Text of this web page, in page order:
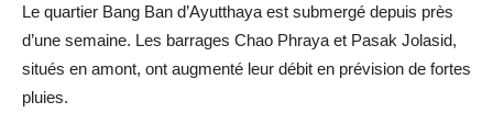
Le quartier Bang Ban d’Ayutthaya est submergé depuis près
d’une semaine. Les barrages Chao Phraya et Pasak Jolasid,
situés en amont, ont augmenté leur débit en prévision de fortes
pluies.